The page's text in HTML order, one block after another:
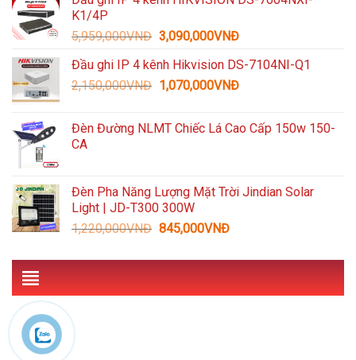
là:
tại
1,489,000VNĐ.
K1/4P
5,959,000VNĐ Giá
là:
5,959,000VNĐ.
3,090,000VNĐGiá
tại
là:
Đầu ghi IP 4 kênh Hikvision DS-7104NI-Q1
2,150,000VNĐ Giá
2,150,000VNĐ.
1,070,000VNĐGiá
là:
Đèn Đường NLMT Chiếc Lá Cao Cấp 150w 150-
CA
Đèn Pha Năng Lượng Mặt Trời Jindian Solar
Light | JD-T300 300W
1,220,000VNĐ Giá
là:
845,000VNĐGiá
tại
845,000VNĐ.